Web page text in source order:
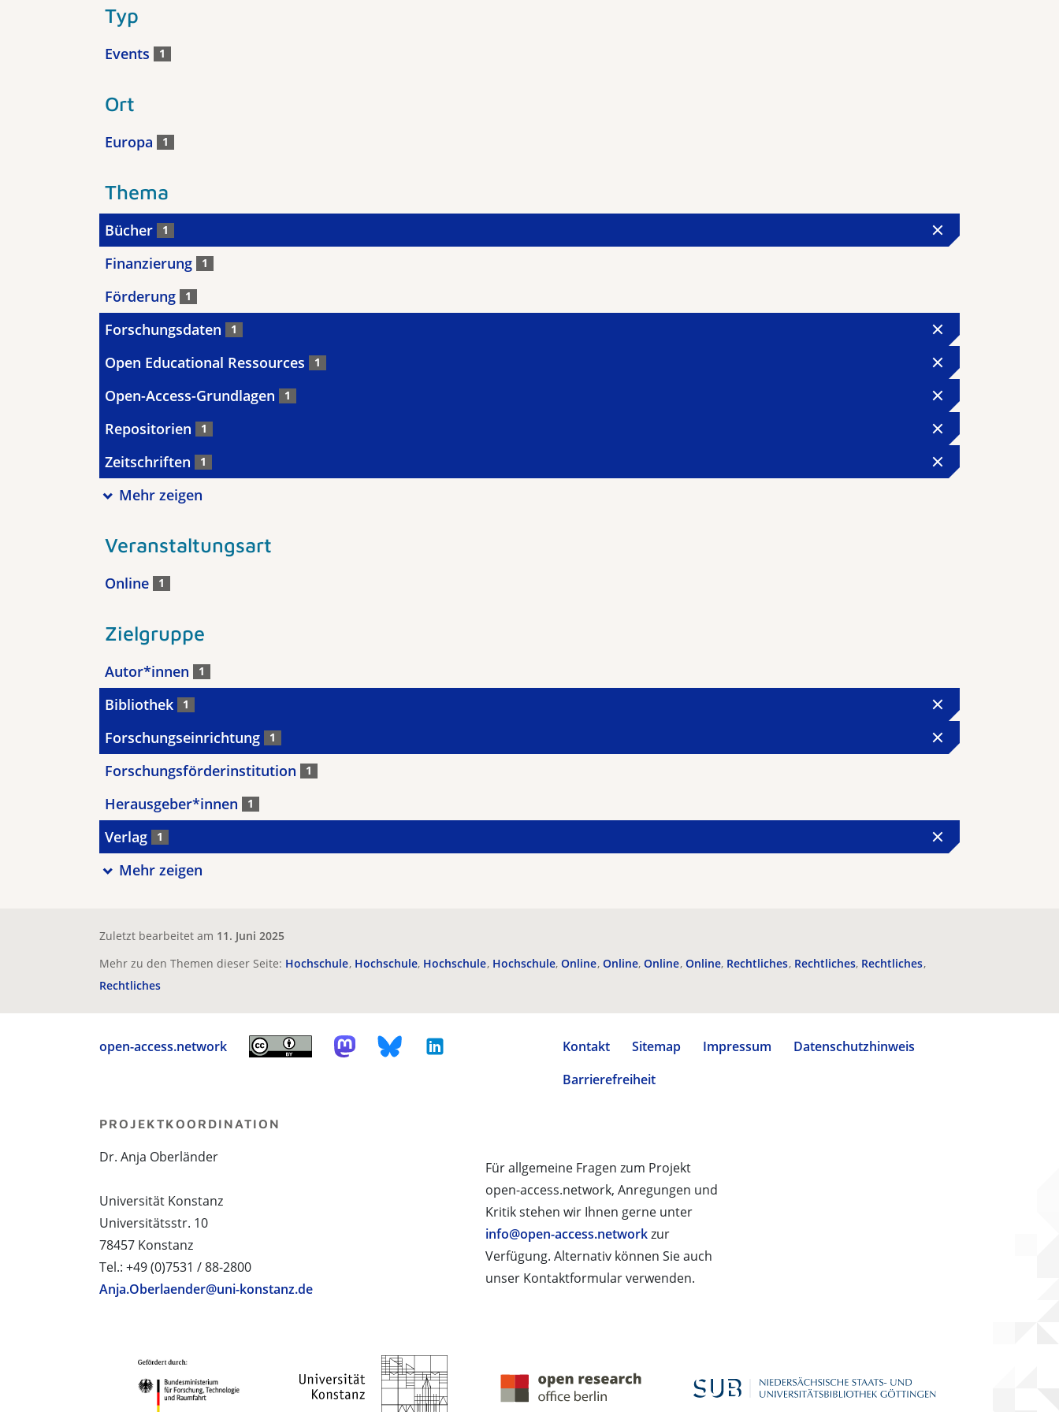
Typ
Events 1
Ort
Europa 1
Thema
Bücher 1
Finanzierung 1
Förderung 1
Forschungsdaten 1
Open Educational Ressources 1
Open-Access-Grundlagen 1
Repositorien 1
Zeitschriften 1
Mehr zeigen
Veranstaltungsart
Online 1
Zielgruppe
Autor*innen 1
Bibliothek 1
Forschungseinrichtung 1
Forschungsförderinstitution 1
Herausgeber*innen 1
Verlag 1
Mehr zeigen
Zuletzt bearbeitet am 11. Juni 2025
Mehr zu den Themen dieser Seite: Hochschule Hochschule Hochschule Hochschule Online Online Online Online Rechtliches Rechtliches Rechtliches
Rechtliches
open-access.network Kontakt Sitemap Impressum
Datenschutzhinweis
Barrierefreiheit
Für allgemeine Fragen zum Projekt
open-access.network, Anregungen und
Kritik stehen wir Ihnen gerne unter
info@open-access.networkzur
Verfügung. Alternativ können Sie auch
unser Kontaktformular verwenden.
PROJEKTKOORDINATION
Dr. Anja Oberländer
Universität Konstanz
Universitätsstr. 10
78457 Konstanz
Tel.: +49 (0)7531 / 88-2800
Anja.Oberlaender@uni-konstanz.de